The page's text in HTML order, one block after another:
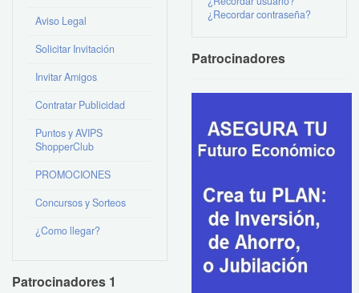
Aviso Legal
Solicitar Invitación
Invitar Amigos
Contratar Publicidad
Puntos y AVIPS
ShopperClub
PROMOCIONES
Concursos y Sorteos
¿Como llegar?
Patrocinadores 1
¿Recordar contraseña?
Patrocinadores